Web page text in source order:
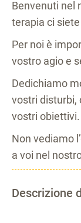
Benvenuti nel
terapia ci siete
Per noi è
vostro agio e
Dedichiamo
vostri disturbi,
vostri obiettivi.
Non vediamo
a voi nel
Descrizione